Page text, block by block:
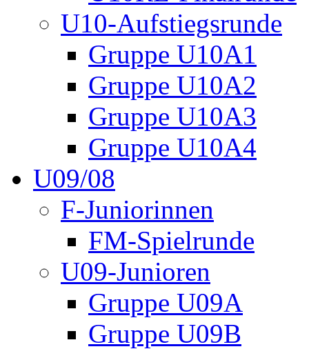
U10-Aufstiegsrunde
Gruppe U10A1
Gruppe U10A2
Gruppe U10A3
Gruppe U10A4
U09/08
F-Juniorinnen
FM-Spielrunde
U09-Junioren
Gruppe U09A
Gruppe U09B